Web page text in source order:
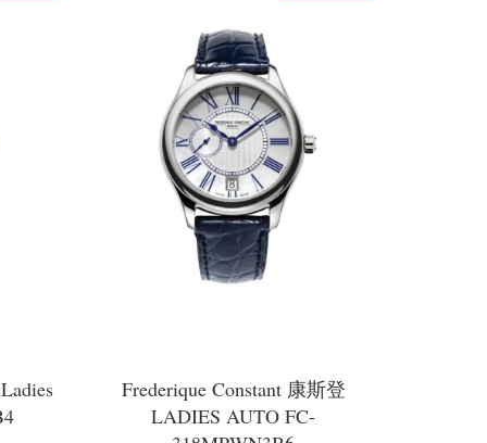
Frederique Constant 康斯登
LADIES AUTO FC-